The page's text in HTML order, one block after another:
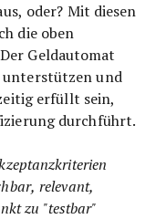
oder? Mit diesen
die oben
Geldautomat
unterstützen und
erfüllt sein,
durchführt.
relevant,
zu "testbar"